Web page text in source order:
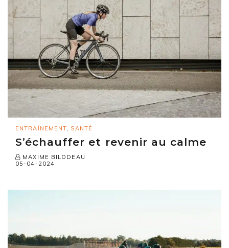
ENTRAÎNEMENT SANTÉ
S’échauffer et revenir au calme
MAXIME BILODEAU
05-04-2024